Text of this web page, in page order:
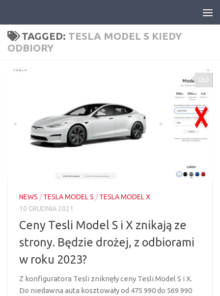
TAGGED: TESLA MODEL S KIEDY
ODBIORY
0
NEWS /TESLA MODEL S /TESLA MODEL X
10 GRUDNIA 2021
Ceny Tesli Model S i X znikają ze
strony. Będzie drożej, z odbiorami
w roku 2023?
Z konfiguratora Tesli zniknęły ceny Tesli Model S i X.
Do niedawna auta kosztowały od 475 990 do 569 990